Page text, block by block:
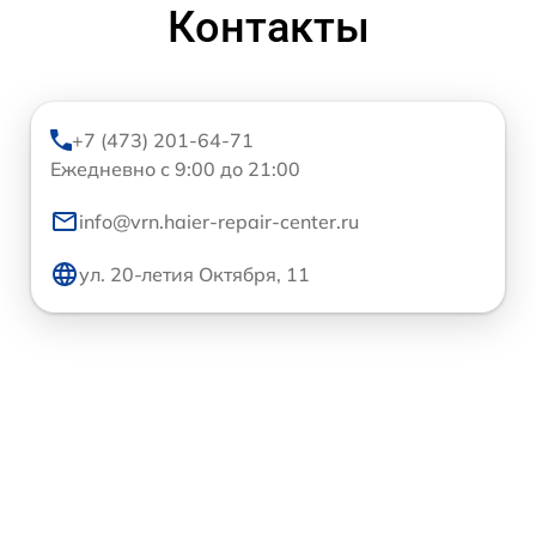
Контакты
+7 (473) 201-64-71
Ежедневно с 9:00 до 21:00
info@vrn.haier-repair-center.ru
ул. 20-летия Октября, 11